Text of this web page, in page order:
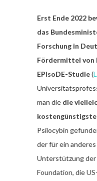
Erst Ende 2022
das
Forschung in
Fördermittel von
EPIsoDE-Studie(
man die die
Psilocybin
der für ein
Unterstützung der
Foundation, die